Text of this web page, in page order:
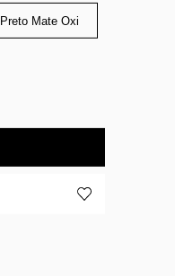
Preto Mate Oxi